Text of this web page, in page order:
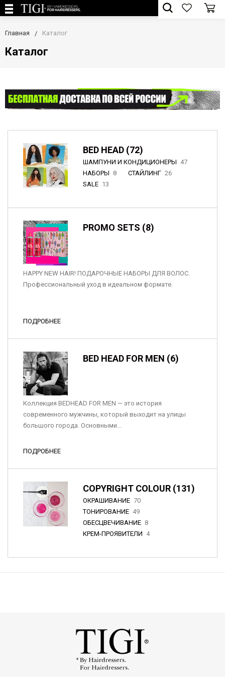
Главная Каталог
Каталог
BED HEAD (72)
ШАМПУНИ И КОНДИЦИОНЕРЫ 47
НАБОРЫ 8 СТАЙЛИНГ 26
SALE 13
PROMO SETS (8)
HAPPY NEW HAIR! ПОДАРОЧНЫЕ НАБОРЫ ДЛЯ ВОЛОС.
Профессиональный уход в идеальном формате.
ПОДРОБНЕЕ
BED HEAD FOR MEN (6)
Коллекция BEDHEAD FOR MEN — это история
современного мужчины, который выходит на улицы
большого города. Основными...
ПОДРОБНЕЕ
COPYRIGHT COLOUR (131)
ОКРАШИВАНИЕ 70
ТОНИРОВАНИЕ 49
ОБЕСЦВЕЧИВАНИЕ 8
КРЕМ-ПРОЯВИТЕЛИ 4